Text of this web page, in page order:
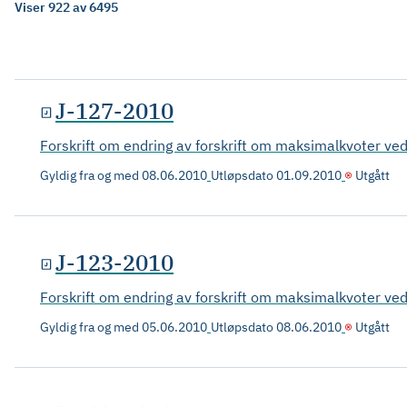
Viser 922 av 6495
J-127-2010
Forskrift om endring av forskrift om maksimalkvoter
Gyldig fra og med 08.06.2010 Utløpsdato01.09.2010 Utgått
J-123-2010
Forskrift om endring av forskrift om maksimalkvoter
Gyldig fra og med 05.06.2010 Utløpsdato08.06.2010 Utgått